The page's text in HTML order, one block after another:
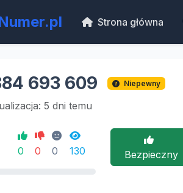
Strona główna
693 609 Niepewny
5 dni temu
0 0 0 130 Bezpieczny